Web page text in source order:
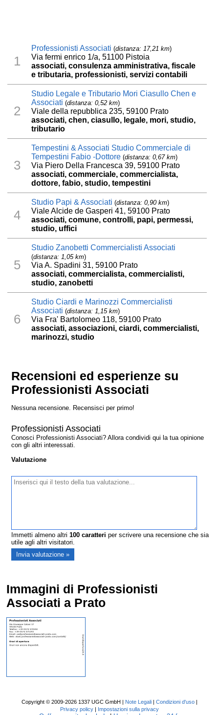
1
Professionisti Associati (distanza: 17,21 km)
Via fermi enrico 1/a, 51100 Pistoia
associati, consulenza amministrativa, fiscale
e tributaria, professionisti, servizi contabili
2
Studio Legale e Tributario Mori Ciasullo Chen e
Associati (distanza: 0,52 km)
Viale della repubblica 235, 59100 Prato
associati, chen, ciasullo, legale, mori, studio,
tributario
3
Tempestini & Associati Studio Commerciale di
Tempestini Fabio -Dottore (distanza: 0,67 km)
Via Piero Della Francesca 39, 59100 Prato
associati, commerciale, commercialista,
dottore, fabio, studio, tempestini
4
Studio Papi & Associati (distanza: 0,90 km)
Viale Alcide de Gasperi 41, 59100 Prato
associati, comune, controlli, papi, permessi,
studio, uffici
5
Studio Zanobetti Commercialisti Associati
(distanza: 1,05 km)
Via A. Spadini 31, 59100 Prato
associati, commercialista, commercialisti,
studio, zanobetti
6
Studio Ciardi e Marinozzi Commercialisti
Associati (distanza: 1,15 km)
Via Fra' Bartolomeo 118, 59100 Prato
associati, associazioni, ciardi, commercialisti,
marinozzi, studio
Recensioni ed esperienze su
Professionisti Associati
Nessuna recensione. Recensisci per primo!
Professionisti Associati
Conosci Professionisti Associati? Allora condividi qui la tua opinione
con gli altri interessati.
Valutazione
Immetti almeno altri100 caratteri per scrivere una recensione che sia
utile agli altri visitatori.
Immagini di Professionisti
Associati a Prato
Copyright © 2009-2026 1337 UGC GmbH | Note Legali| Condizioni d'uso|
Privacy policy| Impostazioni sulla privacy